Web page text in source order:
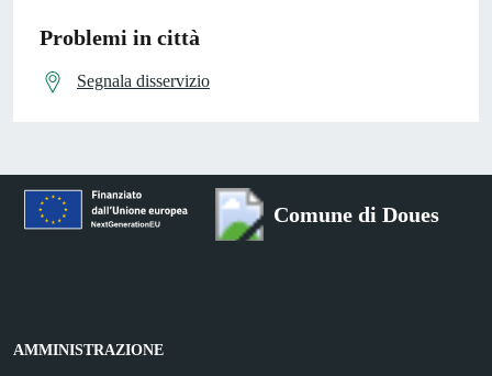
Problemi in città
Segnala disservizio
Comune di Doues
AMMINISTRAZIONE